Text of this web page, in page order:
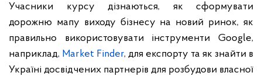
Учасники курсу дізнаються, як сформувати
дорожню мапу виходу бізнесу на новий ринок, як
правильно використовувати інструменти Google,
наприклад, Market Finder, для експорту та як знайти в
Україні досвідчених партнерів для розбудови власної